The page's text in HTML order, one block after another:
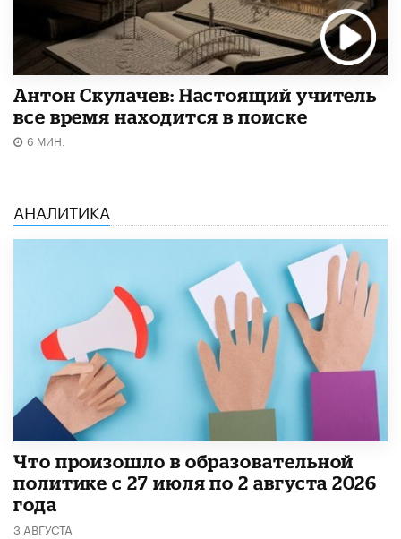
Антон Скулачев: Настоящий учитель
все время находится в поиске
6 МИН.
АНАЛИТИКА
​Что произошло в образовательной
политике с 27 июля по 2 августа 2026
года
3 АВГУСТА